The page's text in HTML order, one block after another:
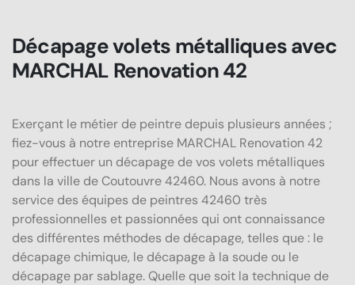
Décapage volets métalliques avec
MARCHAL Renovation 42
Exerçant le métier de peintre depuis plusieurs années ;
fiez-vous à notre entreprise MARCHAL Renovation 42
pour effectuer un décapage de vos volets métalliques
dans la ville de Coutouvre 42460. Nous avons à notre
service des équipes de peintres 42460 très
professionnelles et passionnées qui ont connaissance
des différentes méthodes de décapage, telles que : le
décapage chimique, le décapage à la soude ou le
décapage par sablage. Quelle que soit la technique de